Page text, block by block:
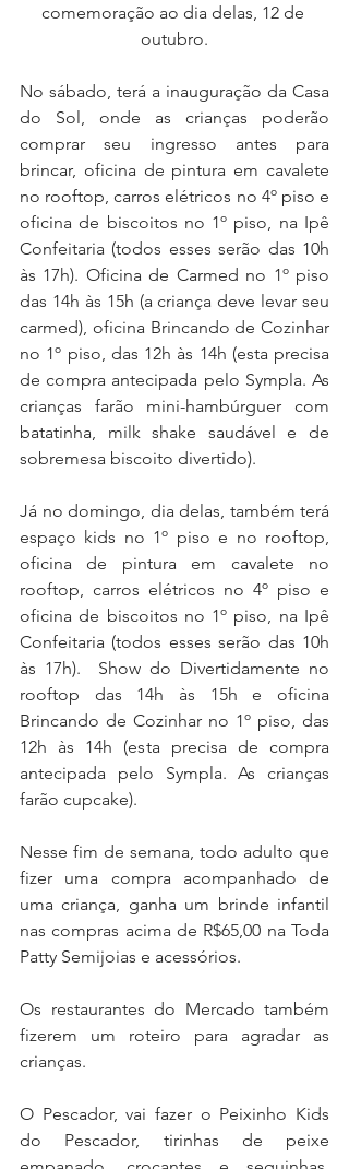
comemoração ao dia delas, 12 de
outubro.
No sábado, terá a inauguração da Casa
do Sol, onde as crianças poderão
comprar seu ingresso antes para
brincar, oficina de pintura em cavalete
no rooftop, carros elétricos no 4º piso e
oficina de biscoitos no 1º piso, na Ipê
Confeitaria (todos esses serão das 10h
às 17h). Oficina de Carmed no 1º piso
das 14h às 15h (a criança deve levar seu
carmed), oficina Brincando de Cozinhar
no 1º piso, das 12h às 14h (esta precisa
de compra antecipada pelo Sympla. As
crianças farão mini-hambúrguer com
batatinha, milk shake saudável e de
sobremesa biscoito divertido).
Já no domingo, dia delas, também terá
espaço kids no 1º piso e no rooftop,
oficina de pintura em cavalete no
rooftop, carros elétricos no 4º piso e
oficina de biscoitos no 1º piso, na Ipê
Confeitaria (todos esses serão das 10h
às 17h).  Show do Divertidamente no
rooftop das 14h às 15h e oficina
Brincando de Cozinhar no 1º piso, das
12h às 14h (esta precisa de compra
antecipada pelo Sympla. As crianças
farão cupcake).
Nesse fim de semana, todo adulto que
fizer uma compra acompanhado de
uma criança, ganha um brinde infantil
nas compras acima de R$65,00 na Toda
Patty Semijoias e acessórios.
Os restaurantes do Mercado também
fizerem um roteiro para agradar as
crianças.
O Pescador, vai fazer o Peixinho Kids
do Pescador, tirinhas de peixe